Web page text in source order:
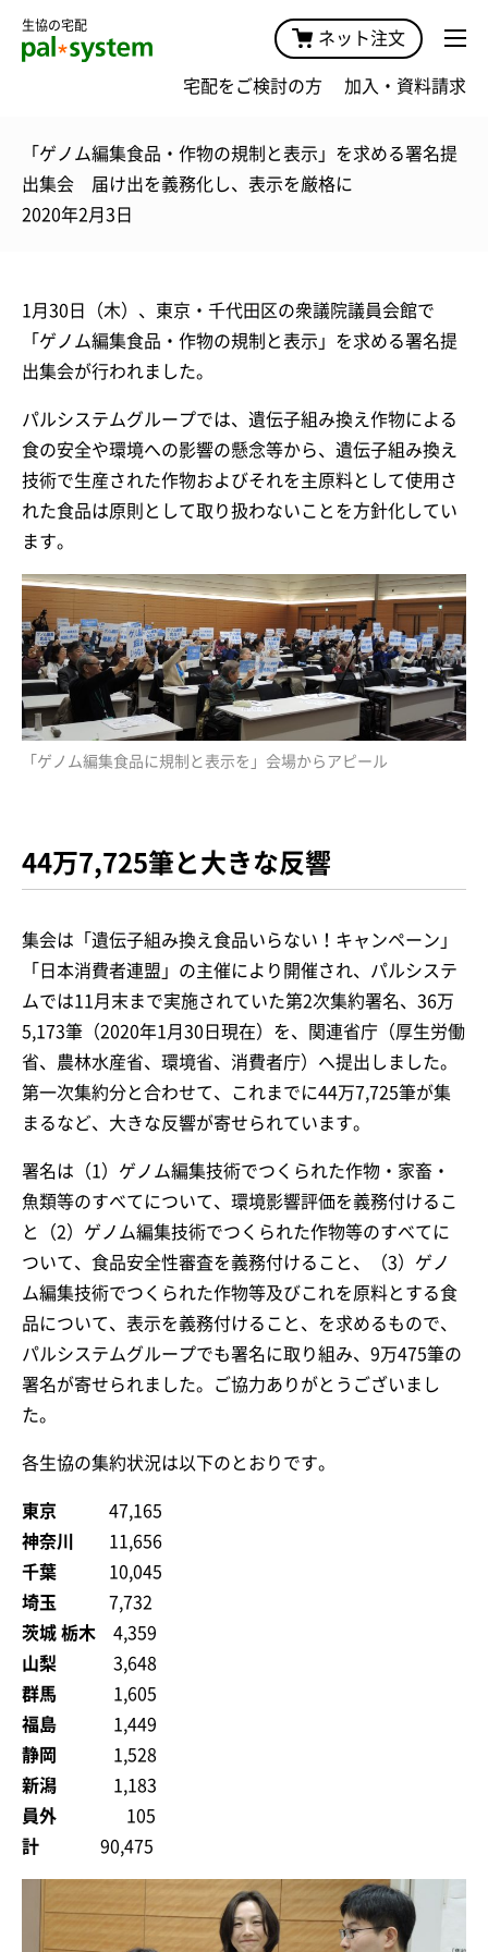
生協の宅配
ネット注文
宅配をご検討の方 加入・資料請求
「ゲノム編集食品・作物の規制と表示」を求める署名提
出集会 届け出を義務化し、表示を厳格に
2020年2月3日
1月30日（木）、東京・千代田区の衆議院議員会館で
「ゲノム編集食品・作物の規制と表示」を求める署名提
出集会が行われました。
パルシステムグループでは、遺伝子組み換え作物による
食の安全や環境への影響の懸念等から、遺伝子組み換え
技術で生産された作物およびそれを主原料として使用さ
れた食品は原則として取り扱わないことを方針化してい
ます。
「ゲノム編集食品に規制と表示を」会場からアピール
44万7,725筆と大きな反響
集会は「遺伝子組み換え食品いらない！キャンペーン」
「日本消費者連盟」の主催により開催され、パルシステ
ムでは11月末まで実施されていた第2次集約署名、36万
5,173筆（2020年1月30日現在）を、関連省庁（厚生労働
省、農林水産省、環境省、消費者庁）へ提出しました。
第一次集約分と合わせて、これまでに44万7,725筆が集
まるなど、大きな反響が寄せられています。
署名は（1）ゲノム編集技術でつくられた作物・家畜・
魚類等のすべてについて、環境影響評価を義務付けるこ
と（2）ゲノム編集技術でつくられた作物等のすべてに
ついて、食品安全性審査を義務付けること、（3）ゲノ
ム編集技術でつくられた作物等及びこれを原料とする食
品について、表示を義務付けること、を求めるもので、
パルシステムグループでも署名に取り組み、9万475筆の
署名が寄せられました。ご協力ありがとうございまし
た。
各生協の集約状況は以下のとおりです。
東京 47,165
神奈川
11,656
千葉 10,045
埼玉 7,732
茨城 栃木 4,359
山梨 3,648
群馬 1,605
福島 1,449
静岡
1,528
新潟 1,183
員外 105
計 90,475